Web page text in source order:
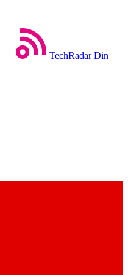
TechRadar Din